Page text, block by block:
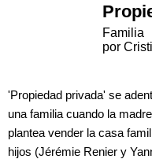
Familia
por
'Propiedad privada' se
una familia cuando la
plantea vender la casa
hijos (Jérémie Renier y